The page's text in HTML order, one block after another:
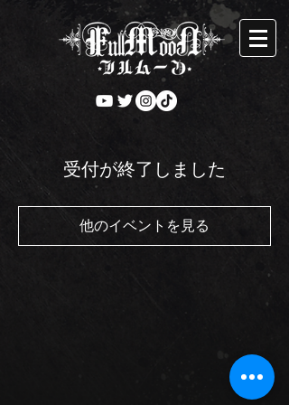
受付が終了しました
他のイベントを見る